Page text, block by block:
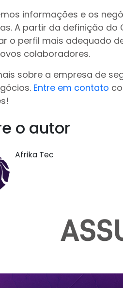
informações e os
A partir da definição
o perfil mais adequado
colaboradores.
sobre a empresa de
Entre em contato
o autor
Afrika Tec